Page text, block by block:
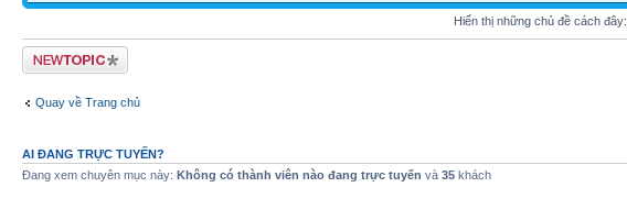
Hiển thị những chủ đề cách đây:
Tạo chủ đề mới
Quay về Trang chủ
AI ĐANG TRỰC TUYẾN?
Đang xem chuyên mục này: Không có thành viên nào đang trực tuyến và 35 khách